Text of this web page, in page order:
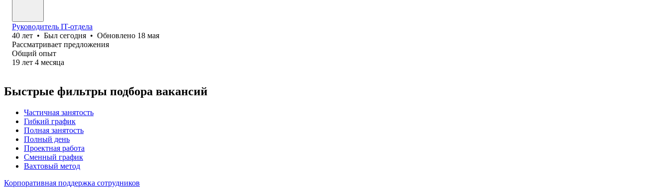
Руководитель IT-отдела
40 лет • Был сегодня • Обновлено 18 мая
Рассматривает предложения
Общий опыт
19 лет 4 месяца
Быстрые фильтры подбора вакансий
Частичная занятость
Гибкий график
Полная занятость
Полный день
Проектная работа
Сменный график
Вахтовый метод
Корпоративная поддержка сотрудников